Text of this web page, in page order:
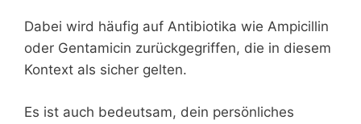
Dabei wird häufig auf Antibiotika wie Ampicillin
oder Gentamicin zurückgegriffen, die in diesem
Kontext als sicher gelten.
Es ist auch bedeutsam, dein persönliches